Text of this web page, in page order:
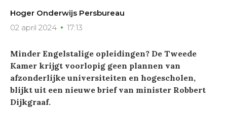
Hoger Onderwijs Persbureau
02 april 2024
17:13
Minder Engelstalige opleidingen? De Tweede
Kamer krijgt voorlopig geen plannen van
afzonderlijke universiteiten en hogescholen,
blijkt uit een nieuwe brief van minister Robbert
Dijkgraaf.